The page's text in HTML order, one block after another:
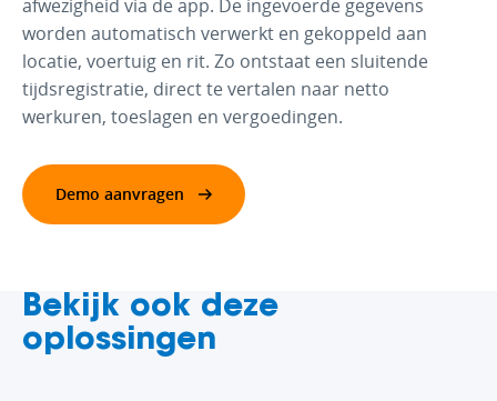
afwezigheid via de app. De ingevoerde gegevens
worden automatisch verwerkt en gekoppeld aan
locatie, voertuig en rit. Zo ontstaat een sluitende
tijdsregistratie, direct te vertalen naar netto
werkuren, toeslagen en vergoedingen.
Demo aanvragen
Bekijk ook deze
oplossingen